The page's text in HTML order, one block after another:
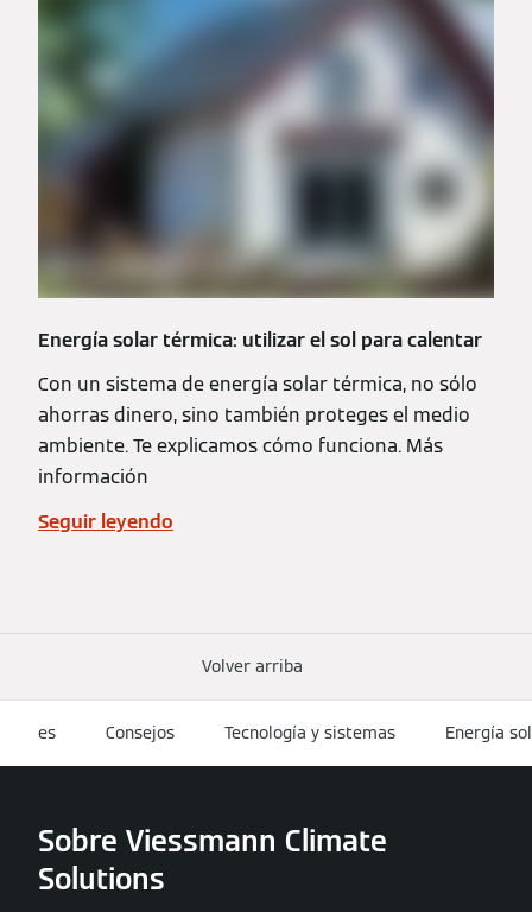
Energía solar térmica: utilizar el sol para calentar
Con un sistema de energía solar térmica, no sólo
ahorras dinero, sino también proteges el medio
ambiente. Te explicamos cómo funciona. Más
información
Seguir leyendo
Volver arriba
es Consejos Tecnología y sistemas Energía
Sobre Viessmann Climate
Solutions